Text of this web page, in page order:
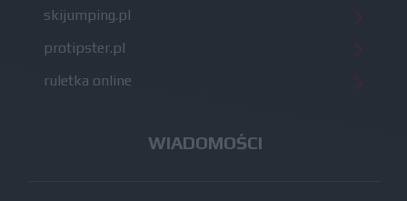
skijumping.pl
protipster.pl
ruletka online
WIADOMOŚCI